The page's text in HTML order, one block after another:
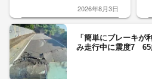
2026年8月3日
「簡単にブレーキが
み走行中に震度7 65